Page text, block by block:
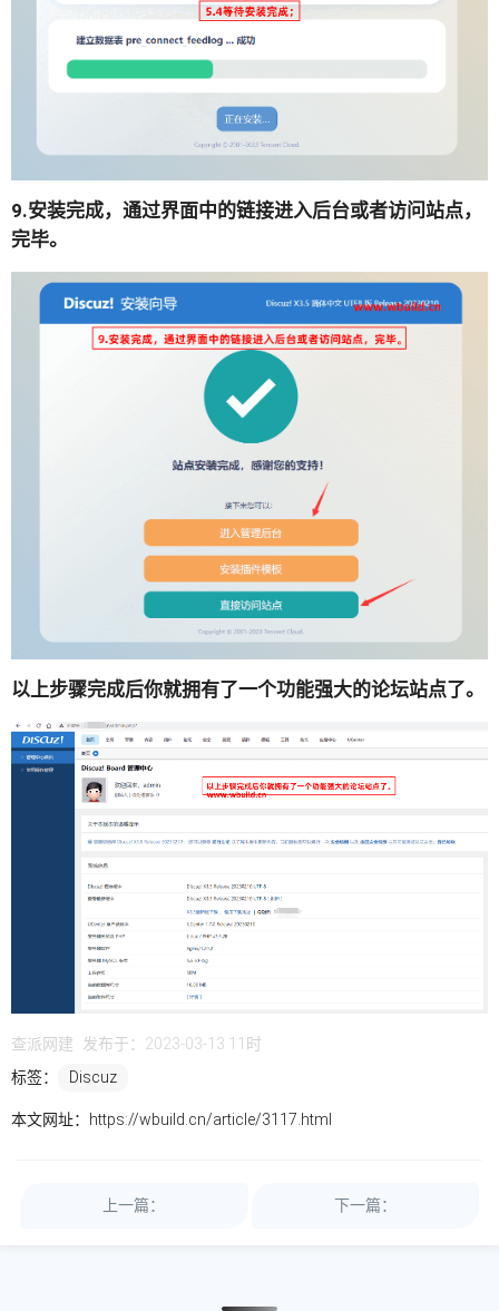
9.安装完成，通过界面中的链接进入后台或者访问站点，
完毕。
以上步骤完成后你就拥有了一个功能强大的论坛站点了。
查派网建
发布于：2023-03-13 11时
标签：
Discuz
本文网址： https://wbuild.cn/article/3117.html
上一篇： 下一篇：